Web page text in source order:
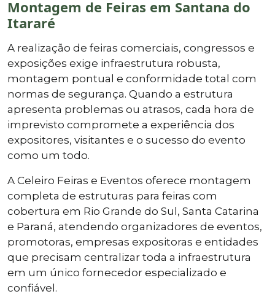
Montagem de Feiras em Santana do
Itararé
A realização de feiras comerciais, congressos e
exposições exige infraestrutura robusta,
montagem pontual e conformidade total com
normas de segurança. Quando a estrutura
apresenta problemas ou atrasos, cada hora de
imprevisto compromete a experiência dos
expositores, visitantes e o sucesso do evento
como um todo.
A Celeiro Feiras e Eventos oferece montagem
completa de estruturas para feiras com
cobertura em Rio Grande do Sul, Santa Catarina
e Paraná, atendendo organizadores de eventos,
promotoras, empresas expositoras e entidades
que precisam centralizar toda a infraestrutura
em um único fornecedor especializado e
confiável.